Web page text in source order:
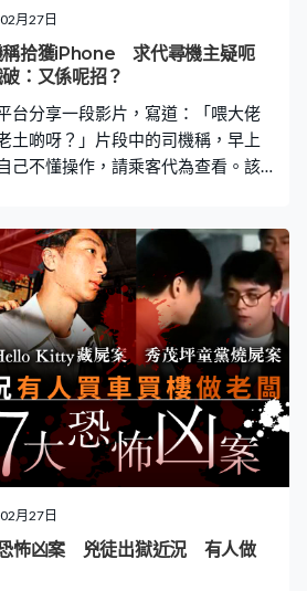
度來看，就會認為這是掩人耳目的
100%是熟人所為，怕大家認出這個
剁掉的，更是因為指紋、臉部的問
月27日
稱拾獲iPhone 求代尋機主疑呃
：又係呢招？
台分享一段影片，寫道：「喂大佬
土啲呀？」片段中的司機稱，早上
己不懂操作，請乘客代為查看。該
iPhone 2月25日，有網民於
L」分享一段影片，寫道：「一上
資料，都知佢有古惑㗎喇～果然！
老唔老土啲呀？」影片中顯示，事
機交談，司機向她表示：「今朝
咗個電話，我又唔敢走」。司機稱
手機，他一直於附近等待，卻等不
作 事主：假嘅部電話 隨後，司機指
iPhone，於是向事主遞上拾獲的手
？妹妹你幫我睇吓佢係咪打咗過
接過手機後，簡單查看答道：「冇
機聞言：「吓？」事主再重覆：
回覆：「哦，唔值錢㗎，唔值錢佢
月27日
怖凶案 兇徒出獄近況 有人做